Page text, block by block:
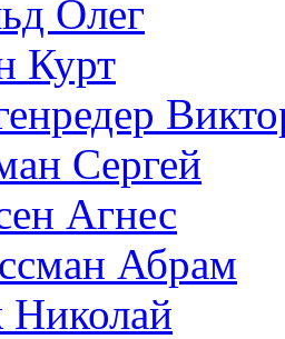
Олег
Курт
Сергей
Агнес
Абрам